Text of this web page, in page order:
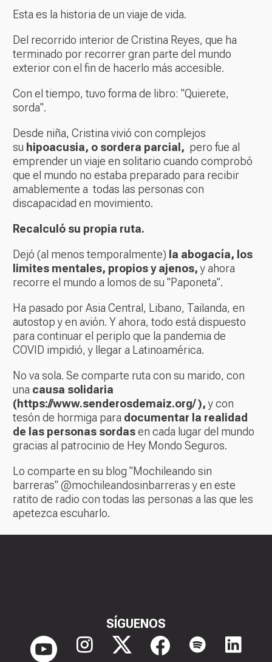
Esta es la historia de un viaje de vida.
Del recorrido interior de Cristina Reyes, que ha
terminado por recorrer gran parte del mundo
exterior con el fin de hacerlo más accesible.
Con el tiempo, tuvo forma de libro: "Quierete,
sorda".
Desde niña, Cristina vivió con complejos
su hipoacusia, o sordera parcial, pero fue al
emprender un viaje en solitario cuando comprobó
que el mundo no estaba preparado para recibir
amablemente a todas las personas con
discapacidad en movimiento.
Recalculó su propia ruta.
Dejó (al menos temporalmente) la abogacía, los
limites mentales, propios y ajenos,y ahora
recorre el mundo a lomos de su "Paponeta".
Ha pasado por Asia Central, Libano, Tailanda, en
autostop y en avión. Y ahora, todo está dispuesto
para continuar el periplo que la pandemia de
COVID impidió, y llegar a Latinoamérica.
No va sola. Se comparte ruta con su marido, con
una causa solidaria
(https://www.senderosdemaiz.org/),y con
tesón de hormiga para documentar la realidad
de las personas sordasen cada lugar del mundo
gracias al patrocinio de Hey Mondo Seguros.
Lo comparte en su blog "Mochileando sin
barreras" @mochileandosinbarrerasy en este
ratito de radio con todas las personas a las que les
apetezca escuharlo.
SÍGUENOS